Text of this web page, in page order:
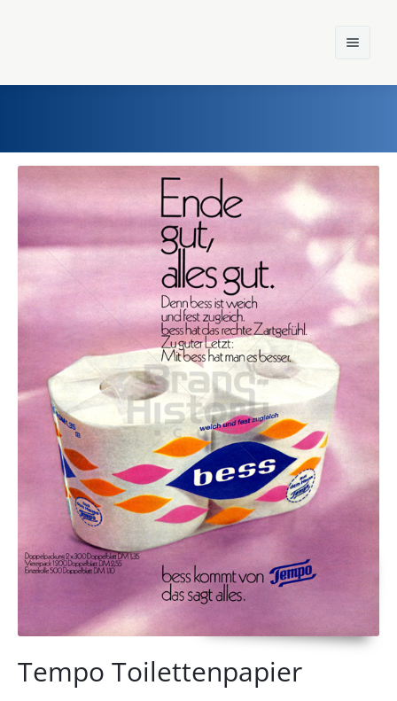
Home
Einst und Heute
Marken
Konzerne
Epoche
Tempo Toilettenpapier